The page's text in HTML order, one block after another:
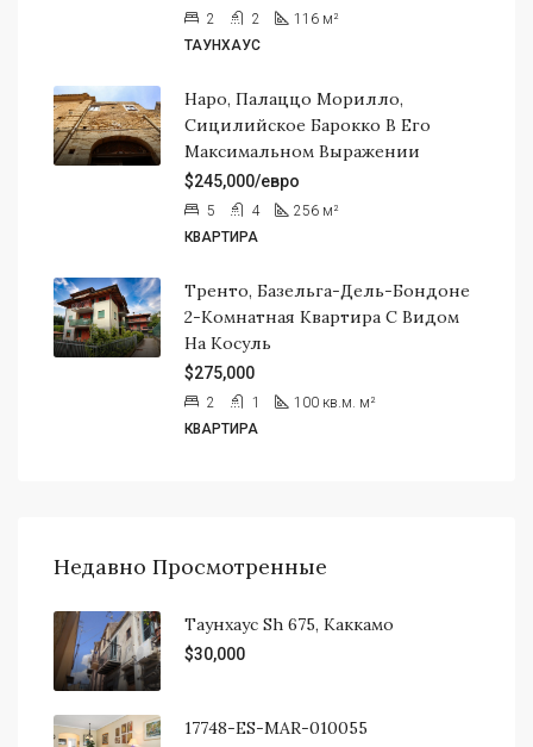
2 2 116 м²
ТАУНХАУС
Наро, Палаццо Морилло,
Сицилийское Барокко В Его
Максимальном Выражении
$245,000/евро
5 4 256 м²
КВАРТИРА
Тренто, Базельга-Дель-Бондоне
2-Комнатная Квартира С Видом
На Косуль
$275,000
2 1 100 кв.м. м²
КВАРТИРА
Недавно Просмотренные
Таунхаус Sh 675, Каккамо
$30,000
17748-ES-MAR-010055